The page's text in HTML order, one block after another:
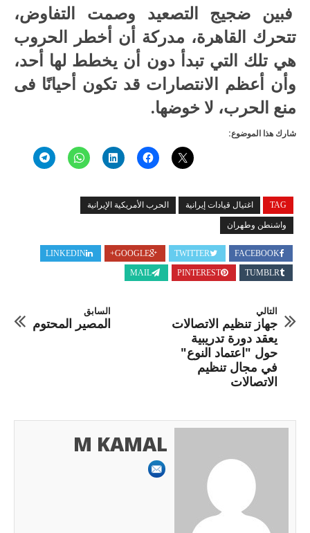
فبين ضجيج التصعيد وصمت التفاوض،
تتحرك القاهرة، مدركة أن أخطر الحروب
هي تلك التي تبدأ دون أن يخطط لها أحد،
وأن أعظم الانتصارات قد تكون أحيانًا فى
منع الحرب، لا خوضها.
شارك هذا الموضوع:
TAG اغتيال قيادات إيرانية الحرب الأمريكية الإيرانية
واشنطن وطهران
FACEBOOK
TWITTER
GOOGLE+
LINKEDIN
TUMBLR
PINTEREST
MAIL
السابق
المصير المحتوم
التالي
جهاز تنظيم الاتصالات
يعقد دورة تدريبية
حول "اعتماد النوع"
في مجال تنظيم
الاتصالات
M KAMAL